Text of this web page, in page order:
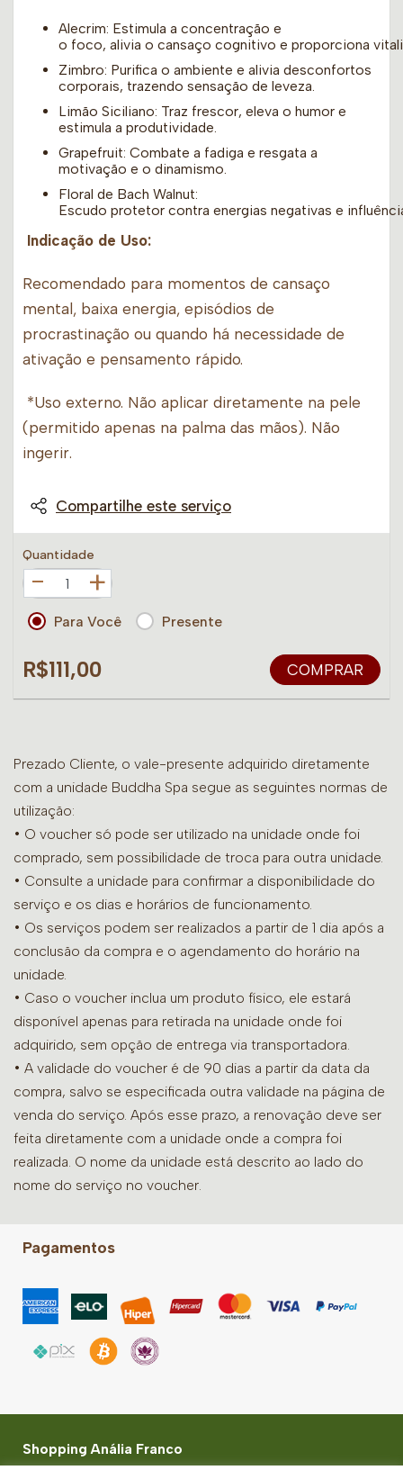
Alecrim: Estimula a concentração e
o foco, alivia o cansaço cognitivo e proporciona
Zimbro: Purifica o ambiente e alivia desconfortos
corporais, trazendo sensação de leveza.
Limão Siciliano: Traz frescor, eleva o humor e
estimula a produtividade.
Grapefruit: Combate a fadiga e resgata a
motivação e o dinamismo.
Floral de Bach Walnut:
Escudo protetor contra energias negativas e
Indicação de Uso:
Recomendado para momentos de cansaço
mental, baixa energia, episódios de
procrastinação ou quando há necessidade de
ativação e pensamento rápido.
*Uso externo. Não aplicar diretamente na pele
(permitido apenas na palma das mãos). Não
ingerir.
Compartilhe este serviço
Quantidade
+
Para Você Presente
R$111,00 COMPRAR
Prezado Cliente, o vale-presente adquirido diretamente
com a unidade Buddha Spa segue as seguintes normas de
utilização:
• O voucher só pode ser utilizado na unidade onde foi
comprado, sem possibilidade de troca para outra unidade.
• Consulte a unidade para confirmar a disponibilidade do
serviço e os dias e horários de funcionamento.
• Os serviços podem ser realizados a partir de 1 dia após a
conclusão da compra e o agendamento do horário na
unidade.
• Caso o voucher inclua um produto físico, ele estará
disponível apenas para retirada na unidade onde foi
adquirido, sem opção de entrega via transportadora.
• A validade do voucher é de 90 dias a partir da data da
compra, salvo se especificada outra validade na página de
venda do serviço. Após esse prazo, a renovação deve ser
feita diretamente com a unidade onde a compra foi
realizada. O nome da unidade está descrito ao lado do
nome do serviço no voucher.
Pagamentos
Shopping Anália Franco